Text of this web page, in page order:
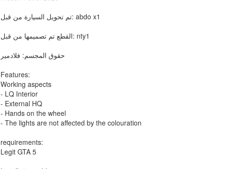
تم تحويل السيارة من قبل: abdo x1
القطع تم تصميمها من قبل: nty1
حقوق المجسم: فلادمير
Features:
Working aspects
- LQ Interior
- External HQ
- Hands on the wheel
- The lights are not affected by the colouration
requirements:
Legit GTA 5